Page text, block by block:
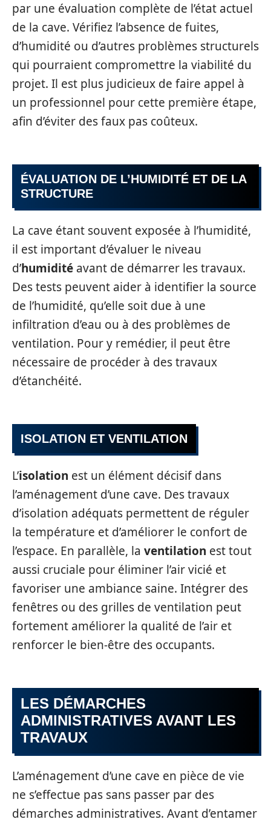
par une évaluation complète de l’état actuel
de la cave. Vérifiez l’absence de fuites,
d’humidité ou d’autres problèmes structurels
qui pourraient compromettre la viabilité du
projet. Il est plus judicieux de faire appel à
un professionnel pour cette première étape,
afin d’éviter des faux pas coûteux.
ÉVALUATION DE L’HUMIDITÉ ET DE LA
STRUCTURE
La cave étant souvent exposée à l’humidité,
il est important d’évaluer le niveau
d’humidité avant de démarrer les travaux.
Des tests peuvent aider à identifier la source
de l’humidité, qu’elle soit due à une
infiltration d’eau ou à des problèmes de
ventilation. Pour y remédier, il peut être
nécessaire de procéder à des travaux
d’étanchéité.
ISOLATION ET VENTILATION
L’isolation est un élément décisif dans
l’aménagement d’une cave. Des travaux
d’isolation adéquats permettent de réguler
la température et d’améliorer le confort de
l’espace. En parallèle, la ventilation est tout
aussi cruciale pour éliminer l’air vicié et
favoriser une ambiance saine. Intégrer des
fenêtres ou des grilles de ventilation peut
fortement améliorer la qualité de l’air et
renforcer le bien-être des occupants.
LES DÉMARCHES
ADMINISTRATIVES AVANT LES
TRAVAUX
L’aménagement d’une cave en pièce de vie
ne s’effectue pas sans passer par des
démarches administratives. Avant d’entamer